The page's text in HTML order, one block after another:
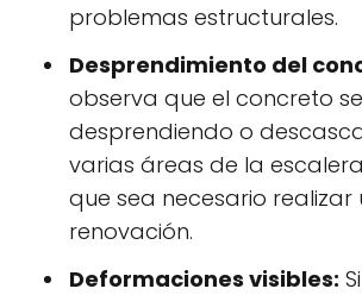
problemas estructurales.
Desprendimiento del
observa que el concreto
desprendiendo o
varias áreas de la
que sea necesario realizar
renovación.
Deformaciones visibles: